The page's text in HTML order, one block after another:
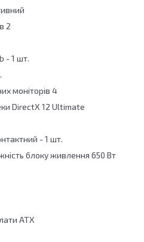
2
- 1 шт.
моніторів 4
DirectX 12 Ultimate
- 1 шт.
блоку живлення 650 Вт
АТХ